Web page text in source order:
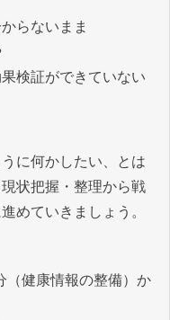
らないまま
検証ができていない
に何かしたい、とは
状把握・整理から戦
めていきましょう。
（健康情報の整備）か